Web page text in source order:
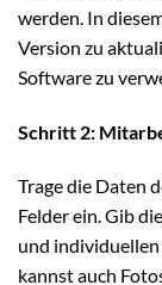
werden. In
Version zu
Software zu
Schritt 2:
Trage die Daten
Felder ein. Gib
und
kannst auch